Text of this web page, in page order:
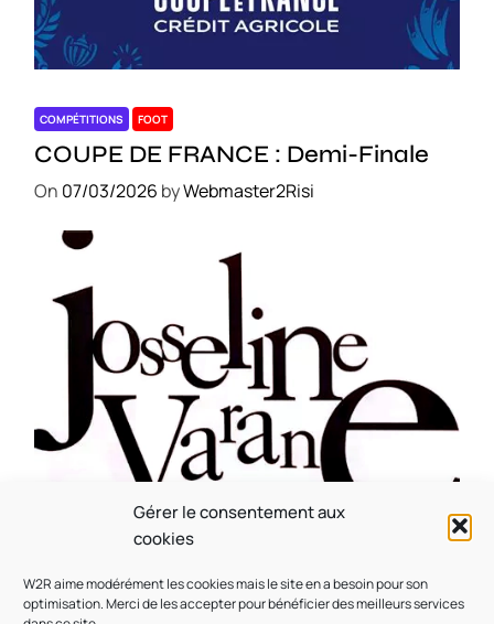
Gérer le consentement aux
cookies
W2R aime modérément les cookies mais le site en a besoin pour son
optimisation. Merci de les accepter pour bénéficier des meilleurs services
COMPÉTITIONS FOOT
COUPE DE FRANCE : Demi-Finale
On 07/03/2026 byWebmaster2Risi
MUSICALE
Souvenir : 1996
On05/03/2026byWebmaster2Risi